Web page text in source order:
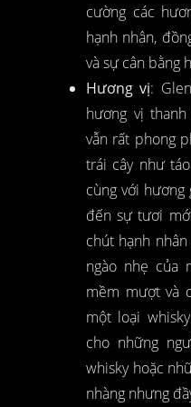
cường các
hạnh nhân,
và sự cân bằng
Hương vị:
hương vị
vẫn rất phong
trái cây như
cùng với hương
đến sự tươi
chút hạnh
ngào nhẹ của
mềm mượt và
một loại
cho những
whisky hoặc
nhàng nhưng